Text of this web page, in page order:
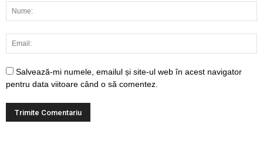
Salvează-mi numele, emailul și site-ul web în acest navigator
pentru data viitoare când o să comentez.